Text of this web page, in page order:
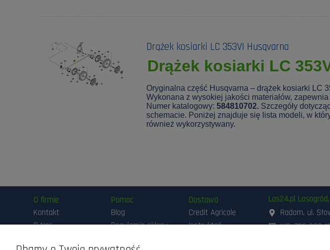
Drążek kosiarki LC 353VI Husqvarna
Drążek kosiarki LC
Oryginalna część Husqvarna – drążek kosiarki LC
Wykonana z wysokiej jakości materiałów,
Numer katalogowy:584810702. Szczegóły
schemacie. Poniżej znajduje się lista modeli, w
również wykorzystywany.
O firmie
Kontakt
O Nas
Pomoc
Blog
Regulamin sklepu
Dostawa
Credit Agricole
Instruktaż
Las24.pl
Radom, ul.
NIP: 796-298-